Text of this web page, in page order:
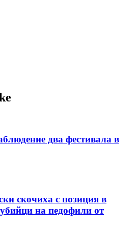
два фестивала в
скочиха с позиция в
на педофили от